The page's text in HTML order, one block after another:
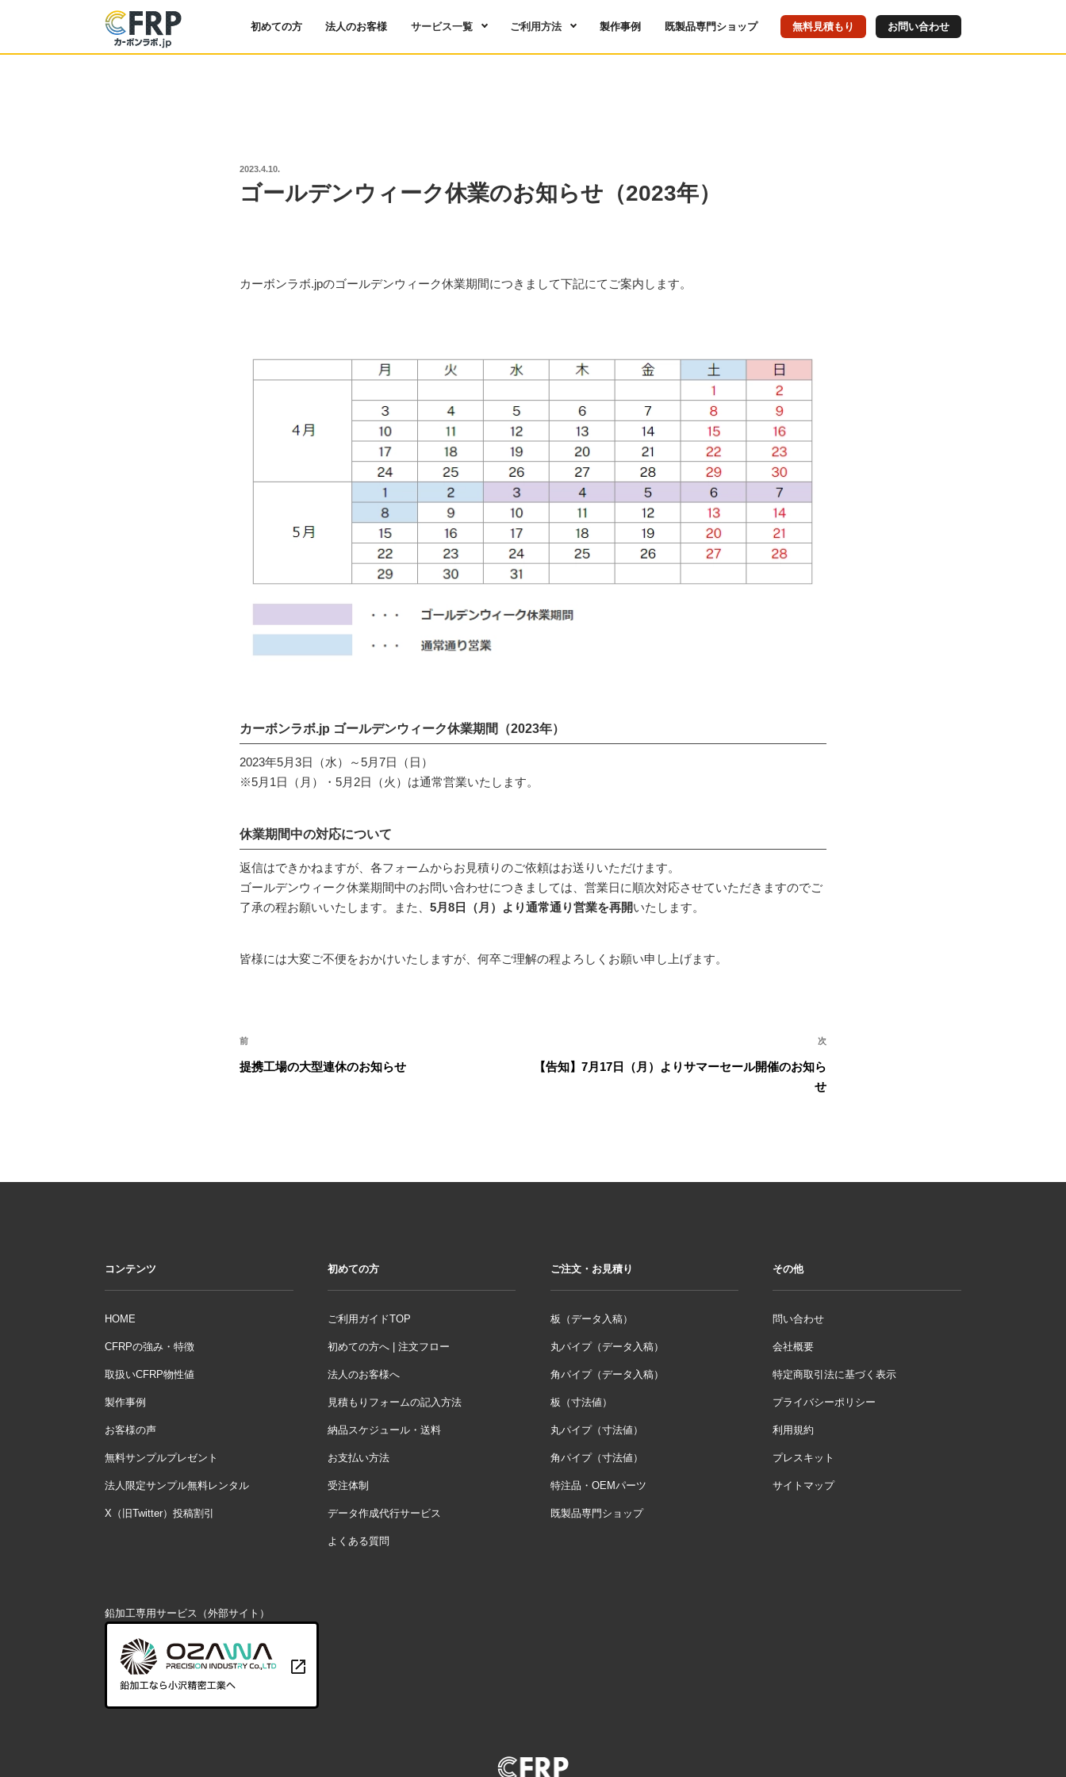
初めての方 法人のお客様 サービス一覧 ご利用方法 製作事例 既製品専門ショップ 無料見積もり お問い合わせ
投
日:
2023.4.10.
ゴールデンウィーク休業のお知らせ（2023年）
カーボンラボ.jpのゴールデンウィーク休業期間につきまして下記にてご案内します。
カーボンラボ.jp ゴールデンウィーク休業期間（2023年）
2023年5月3日（水）～5月7日（日）
※5月1日（月）・5月2日（火）は通常営業いたします。
休業期間中の対応について
返信はできかねますが、各フォームからお見積りのご依頼はお送りいただけます。
ゴールデンウィーク休業期間中のお問い合わせにつきましては、営業日に順次対応させていただきますのでご
了承の程お願いいたします。また、 5月8日（月）より通常通り営業を再開いたします。
皆様には大変ご不便をおかけいたしますが、何卒ご理解の程よろしくお願い申し上げます。
投
稿
前
の
前
提携工場の大型連休のお知らせ
次
投
次
【告知】7月17日（月）よりサマーセール開催のお知ら
せ
コンテンツ
HOME
CFRPの強み・特徴
取扱いCFRP物性値
製作事例
お客様の声
無料サンプルプレゼント
法人限定サンプル無料レンタル
X（旧Twitter）投稿割引
初めての方
ご利用ガイドTOP
初めての方へ | 注文フロー
法人のお客様へ
見積もりフォームの記入方法
納品スケジュール・送料
お支払い方法
受注体制
データ作成代行サービス
よくある質問
ご注文・お見積り
板（データ入稿）
丸パイプ（データ入稿）
角パイプ（データ入稿）
板（寸法値）
丸パイプ（寸法値）
角パイプ（寸法値）
特注品・OEMパーツ
既製品専門ショップ
その他
問い合わせ
会社概要
特定商取引法に基づく表示
プライバシーポリシー
利用規約
プレスキット
サイトマップ
鉛加工専用サービス（外部サイト）